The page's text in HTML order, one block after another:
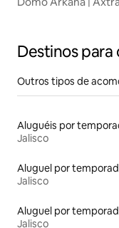
Destinos
Outros tipos de
Jalisco
Jalisco
Jalisco